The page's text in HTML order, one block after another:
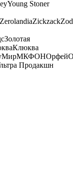
Young Stoner
ZerolandiaZickzack
Золотая
Клюква
МКФОНОрфей
Продакшн